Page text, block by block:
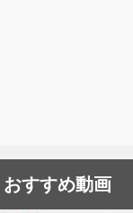
おすすめ動画